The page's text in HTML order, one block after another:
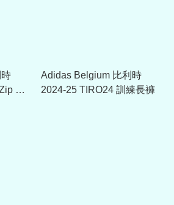
訓
Adidas Belgium 比利時
2024-25 TIRO24 訓練長褲